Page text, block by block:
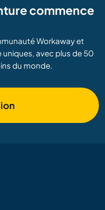
commence
Workaway et
avec plus de 50
du monde.